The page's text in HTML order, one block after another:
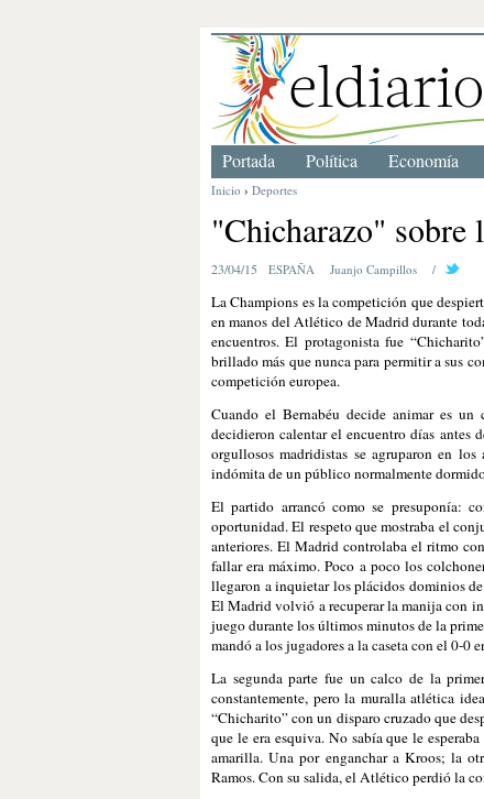
Inicio › Deportes
"Chicharazo" sobre
23/04/15 ESPAÑA Juanjo Campillos /
La Champions es la competición que
en manos del Atlético de Madrid durante
encuentros. El protagonista fue
brillado más que nunca para permitir a sus
competición europea.
Cuando el Bernabéu decide animar es
decidieron calentar el encuentro días antes
orgullosos madridistas se agruparon en
indómita de un público normalmente
El partido arrancó como se presuponía:
oportunidad. El respeto que mostraba el
anteriores. El Madrid controlaba el ritmo
fallar era máximo. Poco a poco los
llegaron a inquietar los plácidos dominios
El Madrid volvió a recuperar la manija con
juego durante los últimos minutos de la
mandó a los jugadores a la caseta con el 0-0
La segunda parte fue un calco de la
constantemente, pero la muralla atlética
“Chicharito” con un disparo cruzado que
que le era esquiva. No sabía que le
amarilla. Una por enganchar a Kroos; la
Ramos. Con su salida, el Atlético perdió la
Portada Política Economía